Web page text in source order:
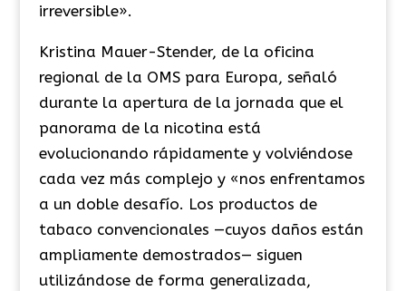
irreversible».
Kristina Mauer-Stender, de la oficina
regional de la OMS para Europa, señaló
durante la apertura de la jornada que el
panorama de la nicotina está
evolucionando rápidamente y volviéndose
cada vez más complejo y «nos enfrentamos
a un doble desafío. Los productos de
tabaco convencionales —cuyos daños están
ampliamente demostrados— siguen
utilizándose de forma generalizada,